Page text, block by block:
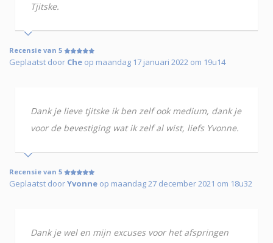
Tjitske.
Recensie van 5
Geplaatst door Che op maandag 17 januari 2022 om 19u14
Dank je lieve tjitske ik ben zelf ook medium, dank je
voor de bevestiging wat ik zelf al wist, liefs Yvonne.
Recensie van 5
Geplaatst doorYvonne op maandag 27 december 2021 om 18u32
Dank je wel en mijn excuses voor het afspringen